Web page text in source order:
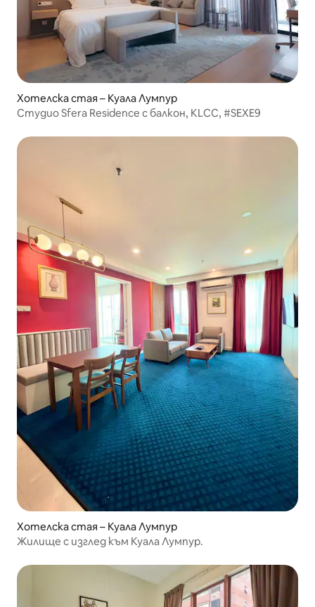
Хотелска стая – Куала Лумпур
Студио Sfera Residence с балкон, KLCC, #SEXE9
Хотелска стая – Куала Лумпур
Жилище с изглед към Куала Лумпур.